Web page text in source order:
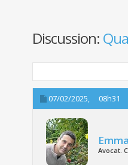
Discussion:
07/02/2025, 08h31
Avocat.